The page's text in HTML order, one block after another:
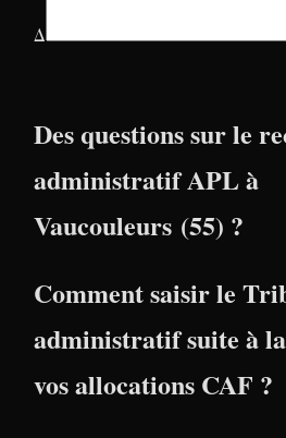
Δ
Des questions sur le
administratif APL à
Vaucouleurs (55) ?
Comment saisir le
administratif suite à la
vos allocations CAF ?